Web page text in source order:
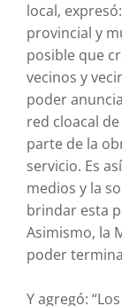
local,
provincial y
posible que
vecinos y
poder
red cloacal
parte de la
servicio. Es
medios y la
brindar esta
Asimismo, la
poder
Y agregó: